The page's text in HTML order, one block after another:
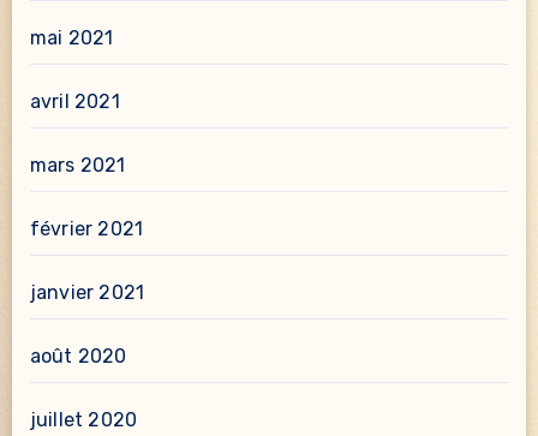
mai 2021
avril 2021
mars 2021
février 2021
janvier 2021
août 2020
juillet 2020